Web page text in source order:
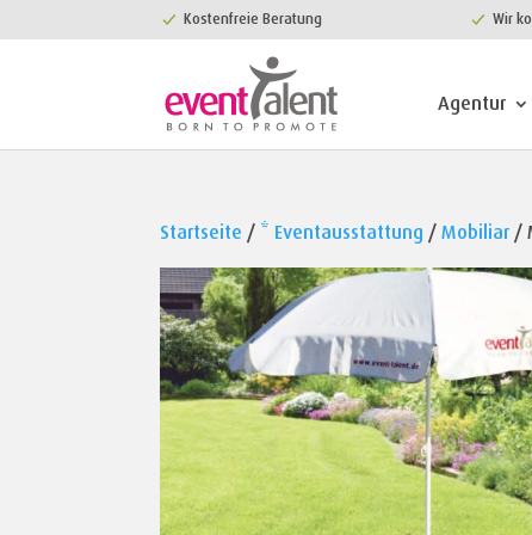
Kostenfreie Beratung Wir
Agentur
Startseite / * Eventausstattung /Mobiliar /